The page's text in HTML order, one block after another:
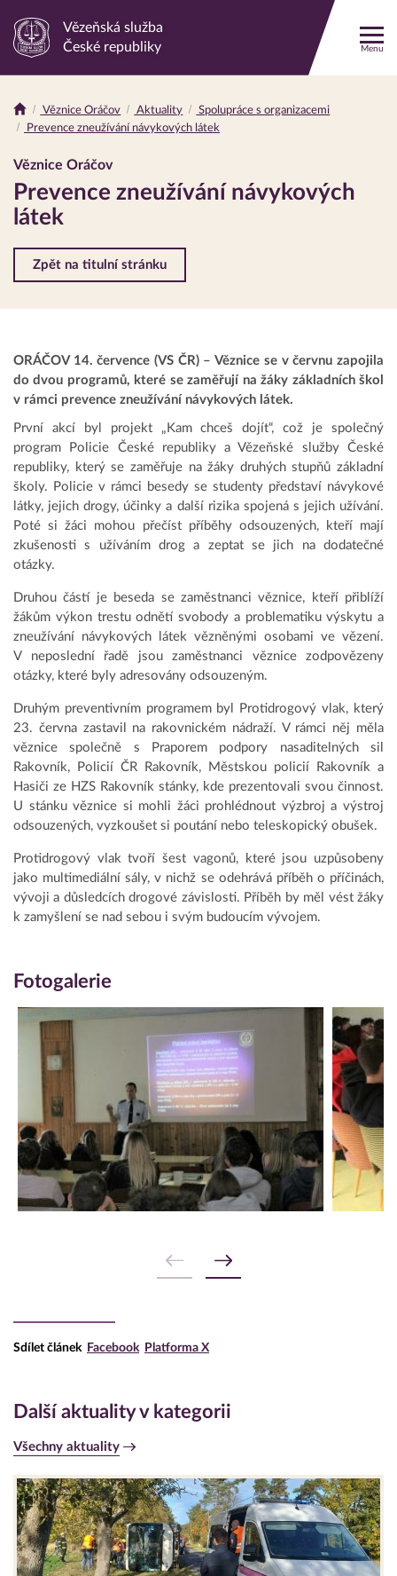
Odkaz
stránku
Vězeňská služba
České republiky
Menu
Drobečková
Věznice Oráčov Aktuality
Spolupráce s organizacemi
Prevence zneužívání návykových látek
Věznice Oráčov
Prevence zneužívání návykových
látek
Zpět na titulní stránku
ORÁČOV 14. července (VS ČR) – Věznice se v červnu zapojila
do dvou programů, které se zaměřují na žáky základních škol
v rámci prevence zneužívání návykových látek.
První akcí byl projekt „Kam chceš dojít“, což je společný
program Policie České republiky a Vězeňské služby České
republiky, který se zaměřuje na žáky druhých stupňů základní
školy. Policie v rámci besedy se studenty představí návykové
látky, jejich drogy, účinky a další rizika spojená s jejich užívání.
Poté si žáci mohou přečíst příběhy odsouzených, kteří mají
zkušenosti s užíváním drog a zeptat se jich na dodatečné
otázky.
Druhou částí je beseda se zaměstnanci věznice, kteří přiblíží
žákům výkon trestu odnětí svobody a problematiku výskytu a
zneužívání návykových látek vězněnými osobami ve vězení.
V neposlední řadě jsou zaměstnanci věznice zodpovězeny
otázky, které byly adresovány odsouzeným.
Druhým preventivním programem byl Protidrogový vlak, který
23. června zastavil na rakovnickém nádraží. V rámci něj měla
věznice společně s Praporem podpory nasaditelných sil
Rakovník, Policií ČR Rakovník, Městskou policií Rakovník a
Hasiči ze HZS Rakovník stánky, kde prezentovali svou činnost.
U stánku věznice si mohli žáci prohlédnout výzbroj a výstroj
odsouzených, vyzkoušet si poutání nebo teleskopický obušek.
Protidrogový vlak tvoří šest vagonů, které jsou uzpůsobeny
jako multimediální sály, v nichž se odehrává příběh o příčinách,
vývoji a důsledcích drogové závislosti. Příběh by měl vést žáky
k zamyšlení se nad sebou i svým budoucím vývojem.
Fotogalerie
Sdílet článek Facebook Platforma X
Další aktuality v kategorii
Všechny aktuality